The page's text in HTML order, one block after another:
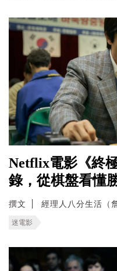
Netflix電影《終
錄，從棋盤看懂
撰文 經理人八分生活（
迷電影